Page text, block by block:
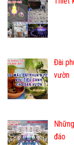
Đài
vườn
đáo